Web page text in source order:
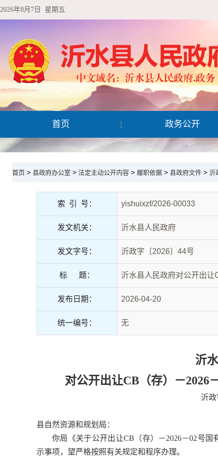
2026年8月7日 星期五
首页 政务公开
首页 > 县政府办公室 > 法定主动公开内容 > 履职依据 > 县政府文件 > 沂
索 引 号： yishuixzf/2026-00033
发文机关： 沂水县人民政府
发文字号： 沂政字〔2026〕44号
标 题： 沂水县人民政府对公开出
发布日期： 2026-04-20
统一编号： 无
沂
对公开出让CB（存）－2026
沂政
县自然资源和规划局：
你局《关于公开出让CB（存）－2026－02号
示事项，望严格按照有关规定和程序办理。